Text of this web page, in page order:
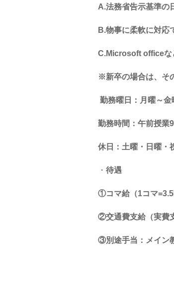
A.法務省告示基準の
B.物事に柔軟に対応
C.Microsoft officeな
※新卒の場合は、そ
勤務曜日：月曜～
勤務時間：午前授業9
休日：土曜・日曜・
・ 待遇
①コマ給（1コマ=3.5
②交通費支給（実費
③別途手当：メイン